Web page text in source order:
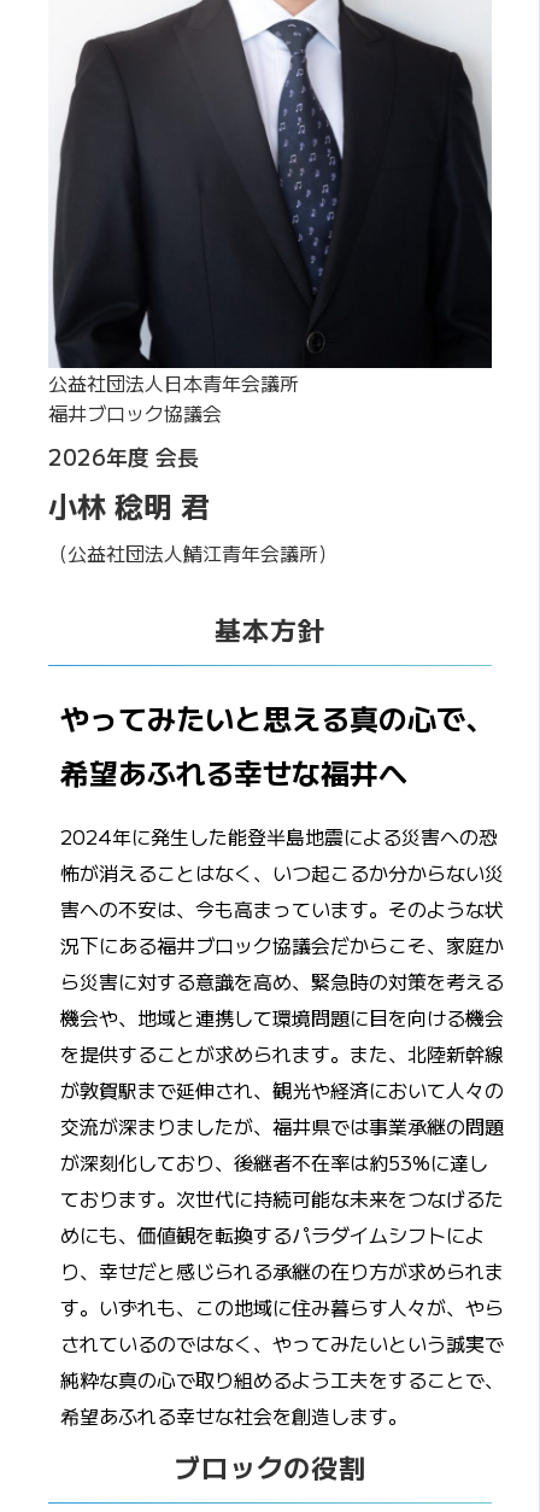
公益社団法人日本青年会議所
福井ブロック協議会
2026年度 会長
小林 稔明 君
（公益社団法人鯖江青年会議所）
基本方針
やってみたいと思える真の心で、
希望あふれる幸せな福井へ
2024年に発生した能登半島地震による災害への恐
怖が消えることはなく、いつ起こるか分からない災
害への不安は、今も高まっています。そのような状
況下にある福井ブロック協議会だからこそ、家庭か
ら災害に対する意識を高め、緊急時の対策を考える
機会や、地域と連携して環境問題に目を向ける機会
を提供することが求められます。また、北陸新幹線
が敦賀駅まで延伸され、観光や経済において人々の
交流が深まりましたが、福井県では事業承継の問題
が深刻化しており、後継者不在率は約53%に達し
ております。次世代に持続可能な未来をつなげるた
めにも、価値観を転換するパラダイムシフトによ
り、幸せだと感じられる承継の在り方が求められま
す。いずれも、この地域に住み暮らす人々が、やら
されているのではなく、やってみたいという誠実で
純粋な真の心で取り組めるよう工夫をすることで、
希望あふれる幸せな社会を創造します。
ブロックの役割